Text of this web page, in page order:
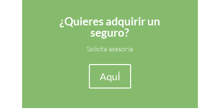
¿Quieres adquirir un
seguro?
Solicita asesoría
AquÍ